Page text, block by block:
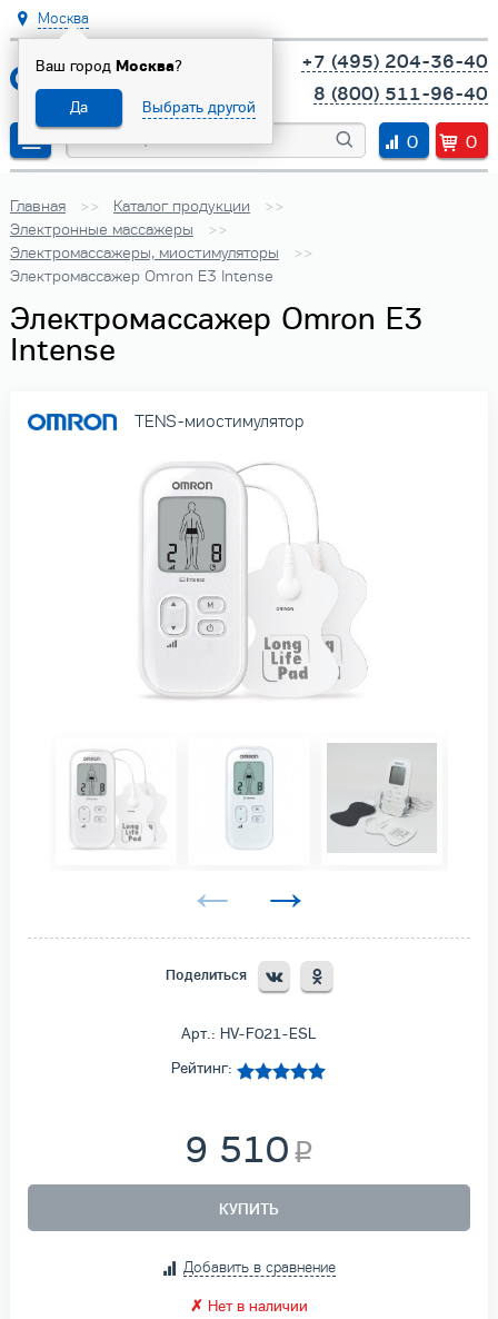
Москва
Ваш город Москва?
Да Выбрать другой
+7 (495) 204-36-40
8 (800) 511-96-40
0
0
Главная
Каталог продукции
Электронные массажеры
Электромассажеры, миостимуляторы
Электромассажер Omron E3 Intense
Электромассажер Omron E3
Intense
TENS-миостимулятор
Поделиться
Арт.: HV-F021-ESL
Рейтинг:
9 510
КУПИТЬ
Добавить в сравнение
✗ Нет в наличии